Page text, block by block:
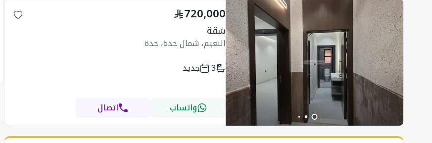
720,000
شقة
النعيم، شمال جدة، جدة
3
جديد
واتساب اتصال